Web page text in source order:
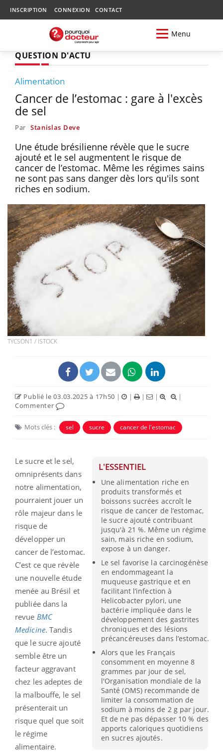
INSCRIPTION CONNEXION CONTACT
Menu
QUESTION D'ACTU
Alimentation
Cancer de l’estomac : gare à l'excès
de sel
Par Stanislas Deve
Une étude brésilienne révèle que le sucre
ajouté et le sel augmentent le risque de
cancer de l’estomac. Même les régimes sains
ne sont pas sans danger dès lors qu'ils sont
riches en sodium.
TYCSON1 / ISTOCK
Publié le 03.03.2025 à 17h50 | | | |
|
Commenter
Mots clés : sel sucre cancer de l'estomac
L'ESSENTIEL
Une alimentation riche en
produits transformés et
boissons sucrées accroît le
risque de cancer de l’estomac,
le sucre ajouté contribuant
jusqu'à 21 %. Même un régime
sain, mais riche en sodium,
expose à un danger.
Le sel favorise la carcinogénèse
en endommageant la
muqueuse gastrique et en
facilitant l’infection à
Helicobacter pylori, une
bactérie impliquée dans le
développement des gastrites
chroniques et des lésions
précancéreuses dans l’estomac.
Alors que les Français
consomment en moyenne 8
grammes par jour de sel,
l'Organisation mondiale de la
Santé (OMS) recommande de
limiter la consommation de
sodium à moins de 2 g par jour.
Et de ne pas dépasser 10 % des
apports caloriques quotidiens
en sucres ajoutés.
Le sucre et le sel,
omniprésents dans
notre alimentation,
pourraient jouer un
rôle majeur dans le
risque de
développer un
cancer de l’estomac.
C’est ce que révèle
une nouvelle étude
menée au Brésil et
publiée dans la
revue BMC
Medicine. Tandis
que le sucre ajouté
semble être un
facteur aggravant
chez les adeptes de
la malbouffe, le sel
présenterait un
risque quel que soit
le régime
alimentaire.